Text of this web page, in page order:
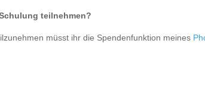
teilnehmen?
müsst ihr die Spendenfunktion meines